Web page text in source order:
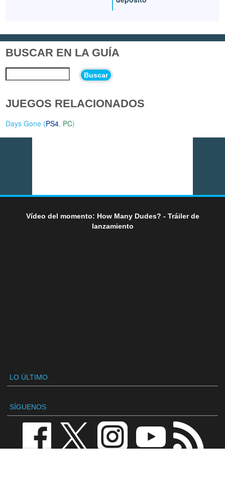
BUSCAR EN LA GUÍA
Buscar
JUEGOS RELACIONADOS
Days Gone (PS4, PC)
Vídeo del momento: How Many Dudes? - Tráiler de
lanzamiento
LO ÚLTIMO
SÍGUENOS